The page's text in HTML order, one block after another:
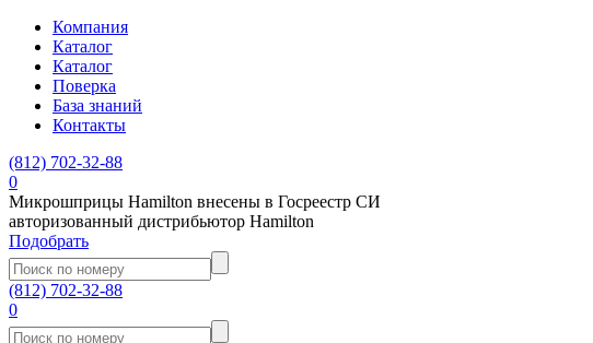
Компания
Каталог
Каталог
Поверка
База знаний
Контакты
(812) 702-32-88
0
Микрошприцы Hamilton внесены в Госреестр СИ
авторизованный дистрибьютор Hamilton
Подобрать
(812) 702-32-88
0